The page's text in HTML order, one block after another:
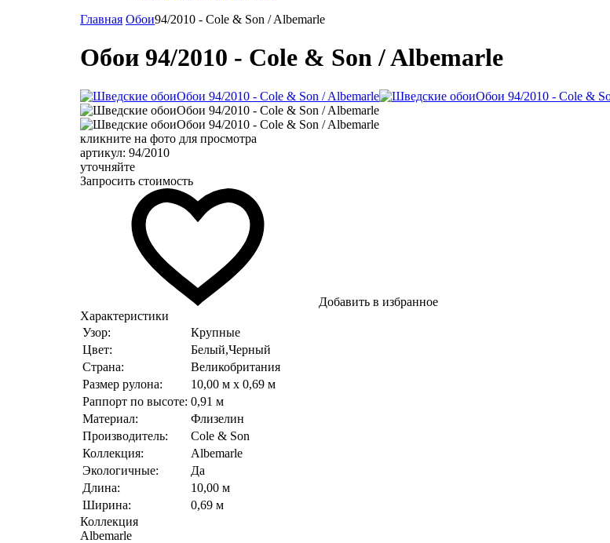
Главная Обои94/2010 - Cole & Son / Albemarle
Обои 94/2010 - Cole & Son / Albemarle
кликните на фото для просмотра
артикул: 94/2010
уточняйте
Запросить стоимость
Добавить в избранное
Характеристики
Узор:
Крупные
Цвет:
Белый,Черный
Страна:
Великобритания
Размер рулона:
10,00 м x 0,69 м
Раппорт по высоте: 0,91 м
Материал:
Флизелин
Производитель:
Cole & Son
Коллекция:
Albemarle
Экологичные:
Да
Длина:
10,00 м
Ширина:
0,69 м
Коллекция
Albemarle